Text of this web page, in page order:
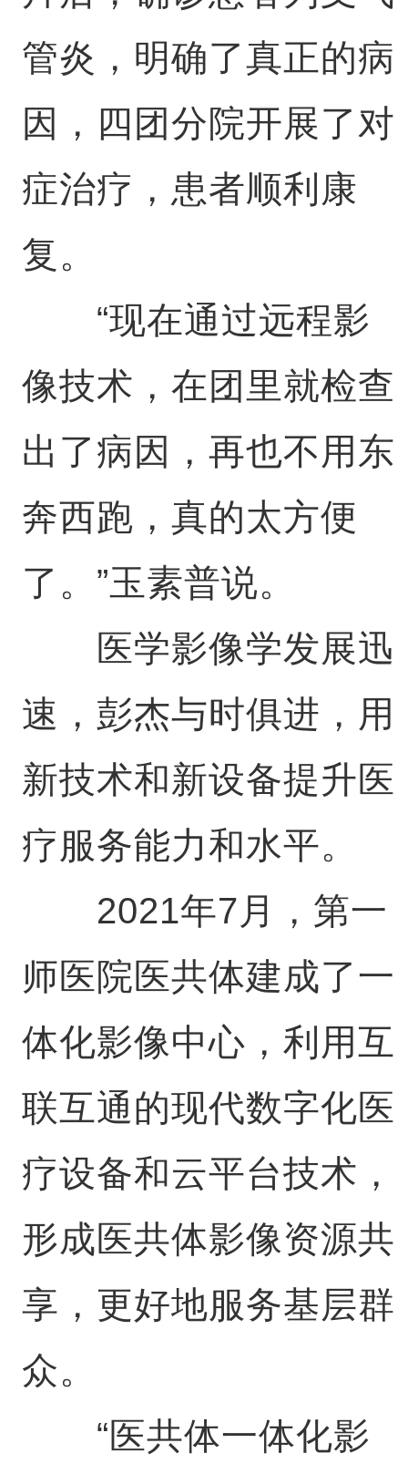
管炎，明确了真正的病
因，四团分院开展了对
症治疗，患者顺利康
复。
“现在通过远程影
像技术，在团里就检查
出了病因，再也不用东
奔西跑，真的太方便
了。”玉素普说。
医学影像学发展迅
速，彭杰与时俱进，用
新技术和新设备提升医
疗服务能力和水平。
2021年7月，第一
师医院医共体建成了一
体化影像中心，利用互
联互通的现代数字化医
疗设备和云平台技术，
形成医共体影像资源共
享，更好地服务基层群
众。
“医共体一体化影